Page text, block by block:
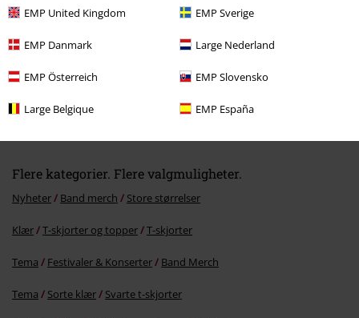
EMP United Kingdom EMP Sverige
EMP Danmark Large Nederland
EMP Österreich EMP Slovensko
Large Belgique EMP España
kr 349,00
Flere kategorier. Flere valgmuligheter.
Nyheter Band merch Store størrelser
Klær T-skjorter og topper T-skjorter
Tema Festivaler & Konserter Band Merch
Tema Sorte klær Svarte t-skjorter